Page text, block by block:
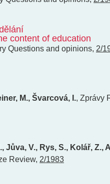
content of education
Questions and opinions, 2/
M., Švarcová, I., Zprávy
Jůva, V., Rys, S., Kolář, Z.,
Review, 2/1983